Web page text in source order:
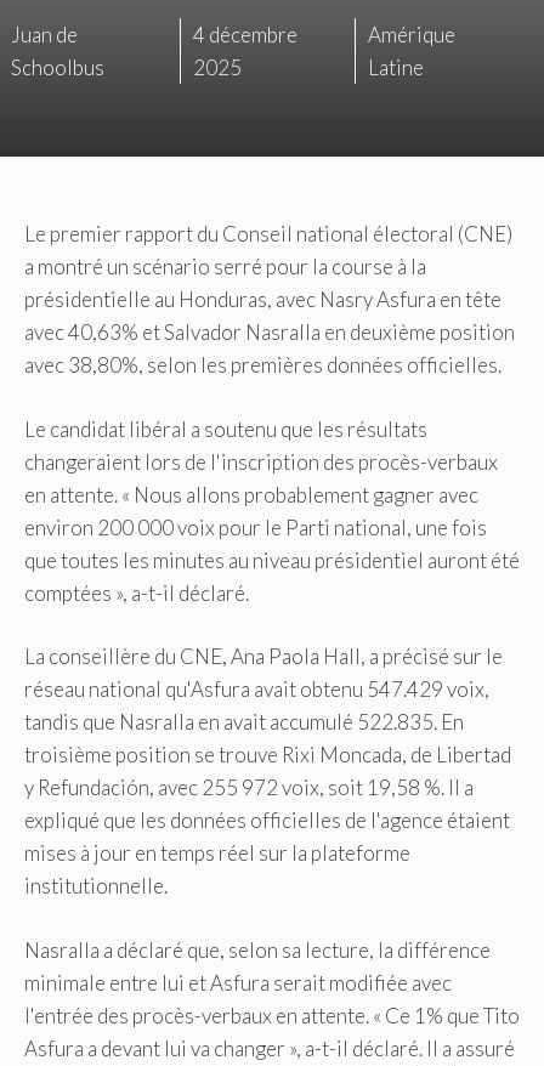
Juan de
Schoolbus
4 décembre
2025
Amérique
Latine
Le premier rapport du Conseil national électoral (CNE)
a montré un scénario serré pour la course à la
présidentielle au Honduras, avec Nasry Asfura en tête
avec 40,63% et Salvador Nasralla en deuxième position
avec 38,80%, selon les premières données officielles.
Le candidat libéral a soutenu que les résultats
changeraient lors de l'inscription des procès-verbaux
en attente. « Nous allons probablement gagner avec
environ 200 000 voix pour le Parti national, une fois
que toutes les minutes au niveau présidentiel auront été
comptées », a-t-il déclaré.
La conseillère du CNE, Ana Paola Hall, a précisé sur le
réseau national qu'Asfura avait obtenu 547.429 voix,
tandis que Nasralla en avait accumulé 522.835. En
troisième position se trouve Rixi Moncada, de Libertad
y Refundación, avec 255 972 voix, soit 19,58 %. Il a
expliqué que les données officielles de l'agence étaient
mises à jour en temps réel sur la plateforme
institutionnelle.
Nasralla a déclaré que, selon sa lecture, la différence
minimale entre lui et Asfura serait modifiée avec
l'entrée des procès-verbaux en attente. « Ce 1% que Tito
Asfura a devant lui va changer », a-t-il déclaré. Il a assuré